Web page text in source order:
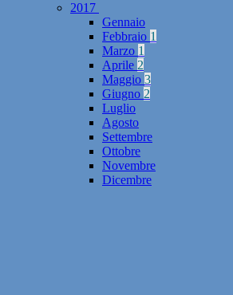
2017
Gennaio
Febbraio 1
Marzo 1
Aprile 2
Maggio 3
Giugno 2
Luglio
Agosto
Settembre
Ottobre
Novembre
Dicembre